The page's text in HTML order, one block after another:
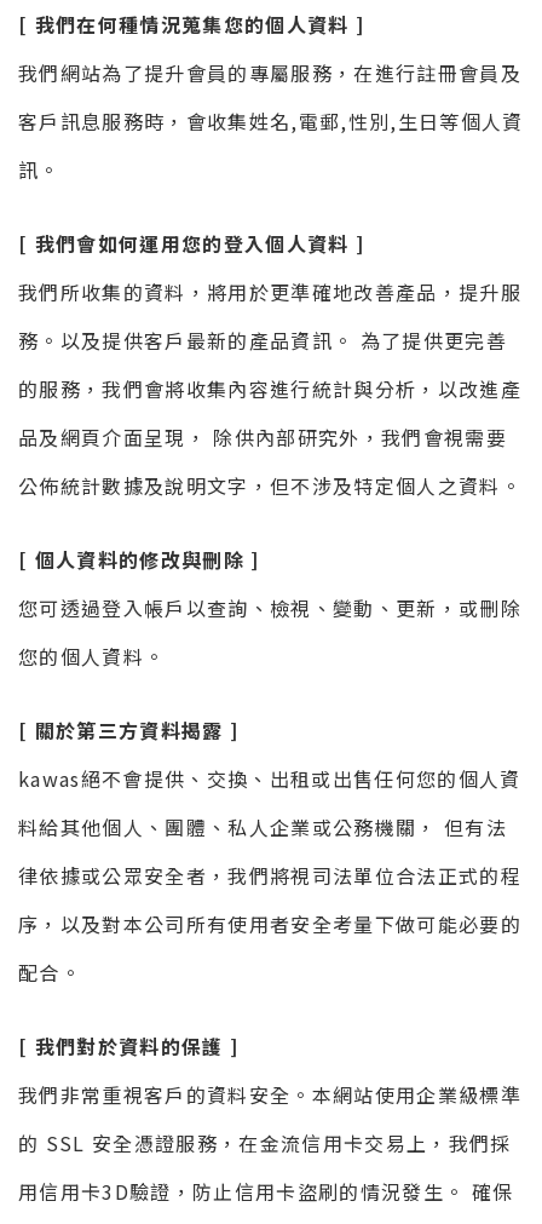
[ 我們在何種情況蒐集您的個人資料 ]
我們網站為了提升會員的專屬服務，在進行註冊會員及
客戶訊息服務時，會收集姓名,電郵,性別,生日等個人資
訊。
[ 我們會如何運用您的登入個人資料 ]
我們所收集的資料，將用於更準確地改善產品，提升服
務。以及提供客戶最新的產品資訊。 為了提供更完善
的服務，我們會將收集內容進行統計與分析，以改進產
品及網頁介面呈現， 除供內部研究外，我們會視需要
公佈統計數據及說明文字，但不涉及特定個人之資料。
[ 個人資料的修改與刪除 ]
您可透過登入帳戶以查詢、檢視、變動、更新，或刪除
您的個人資料。
[ 關於第三方資料揭露 ]
kawas絕不會提供、交換、出租或出售任何您的個人資
料給其他個人、團體、私人企業或公務機關， 但有法
律依據或公眾安全者，我們將視司法單位合法正式的程
序，以及對本公司所有使用者安全考量下做可能必要的
配合。
[ 我們對於資料的保護 ]
我們非常重視客戶的資料安全。本網站使用企業級標準
的 SSL 安全憑證服務，在金流信用卡交易上，我們採
用信用卡3D驗證，防止信用卡盜刷的情況發生。 確保